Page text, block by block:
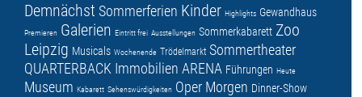
Demnächst Sommerferien Kinder Highlights Gewandhaus
Premieren Galerien Eintritt frei Ausstellungen Sommerkabarett Zoo
Leipzig Musicals Wochenende Trödelmarkt Sommertheater
QUARTERBACK Immobilien ARENA Führungen Heute
Museum Kabarett Sehenswürdigkeiten Oper Morgen Dinner-Show